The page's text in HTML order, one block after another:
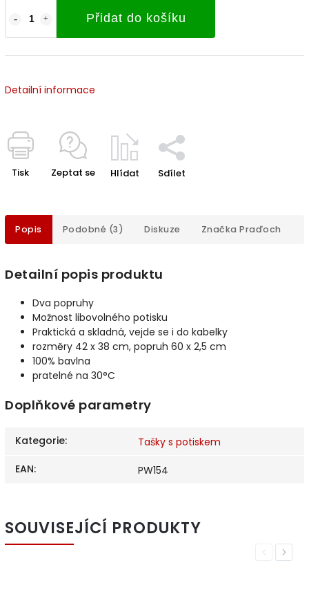
Přidat do košíku
Detailní informace
Tisk Zeptat se Hlídat Sdílet
Popis Podobné (3) Diskuze Značka Praďoch
Detailní popis produktu
Dva popruhy
Možnost libovolného potisku
Praktická a skladná, vejde se i do kabelky
rozměry 42 x 38 cm, popruh 60 x 2,5 cm
100% bavlna
pratelné na 30°C
Doplňkové parametry
Kategorie:
Tašky s potiskem
EAN: PW154
SOUVISEJÍCÍ PRODUKTY
Previous
Next